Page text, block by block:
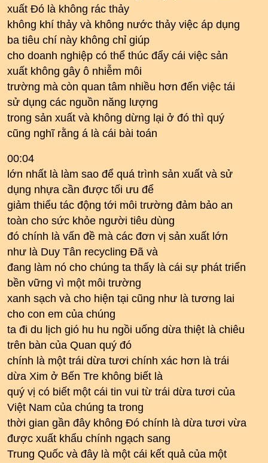
xuất Đó là không rác thảy
không khí thảy và không nước thảy việc áp dụng
ba tiêu chí này không chỉ giúp
cho doanh nghiệp có thể thúc đẩy cái việc sản
xuất không gây ô nhiễm môi
trường mà còn quan tâm nhiều hơn đến việc tái
sử dụng các nguồn năng lượng
trong sản xuất và không dừng lại ở đó thì quý
cũng nghĩ rằng á là cái bài toán
00:04
lớn nhất là làm sao để quá trình sản xuất và sử
dụng nhựa cần được tối ưu để
giảm thiểu tác động tới môi trường đảm bảo an
toàn cho sức khỏe người tiêu dùng
đó chính là vấn đề mà các đơn vị sản xuất lớn
như là Duy Tân recycling Đã và
đang làm nó cho chúng ta thấy là cái sự phát triển
bền vững vì một môi trường
xanh sạch và cho hiện tại cũng như là tương lai
cho con em của chúng
ta đi du lịch gió hu hu ngồi uống dừa thiệt là chiêu
trên bàn của Quan quý đó
chính là một trái dừa tươi chính xác hơn là trái
dừa Xim ở Bến Tre không biết là
quý vị có biết một cái tin vui từ trái dừa tươi của
Việt Nam của chúng ta trong
thời gian gần đây không Đó chính là dừa tươi vừa
được xuất khẩu chính ngạch sang
Trung Quốc và đây là một cái kết quả của một